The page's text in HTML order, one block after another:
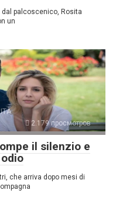
palcoscenico, Rosita
un
2.179 просмотров
il silenzio e
che arriva dopo mesi di